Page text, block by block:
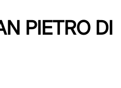
PIETRO DI